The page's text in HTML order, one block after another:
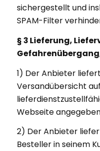
sichergestellt und
SPAM-Filter
§ 3 Lieferung,
1) Der Anbieter
Versandübersicht
Webseite
2) Der Anbieter
Besteller in seinem